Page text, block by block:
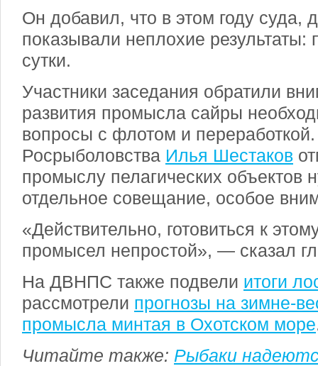
Он добавил, что в этом году суда,
показывали неплохие результаты:
сутки.
Участники заседания обратили
развития промысла сайры
вопросы с флотом и
Росрыболовства Илья Шестаков
промыслу пелагических объектов
отдельное совещание, особое
«Действительно, готовиться к
промысел непростой», — сказал
На ДВНПС также подвели итоги
рассмотрели прогнозы на зимне-
промысла минтая в Охотском море
Читайте также: Рыбаки